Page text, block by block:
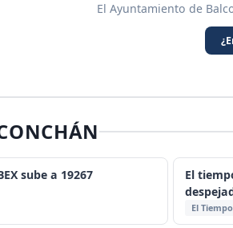
El Ayuntamiento de
sube a 19267
El
El Tiempo